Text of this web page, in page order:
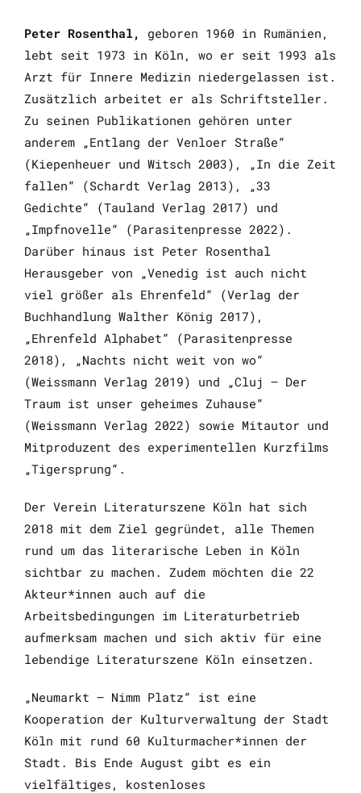
Peter Rosenthal, geboren 1960 in Rumänien,
lebt seit 1973 in Köln, wo er seit 1993 als
Arzt für Innere Medizin niedergelassen ist.
Zusätzlich arbeitet er als Schriftsteller.
Zu seinen Publikationen gehören unter
anderem „Entlang der Venloer Straße“
(Kiepenheuer und Witsch 2003), „In die Zeit
fallen“ (Schardt Verlag 2013), „33
Gedichte“ (Tauland Verlag 2017) und
„Impfnovelle“ (Parasitenpresse 2022).
Darüber hinaus ist Peter Rosenthal
Herausgeber von „Venedig ist auch nicht
viel größer als Ehrenfeld“ (Verlag der
Buchhandlung Walther König 2017),
„Ehrenfeld Alphabet“ (Parasitenpresse
2018), „Nachts nicht weit von wo“
(Weissmann Verlag 2019) und „Cluj – Der
Traum ist unser geheimes Zuhause“
(Weissmann Verlag 2022) sowie Mitautor und
Mitproduzent des experimentellen Kurzfilms
„Tigersprung“.
Der Verein Literaturszene Köln hat sich
2018 mit dem Ziel gegründet, alle Themen
rund um das literarische Leben in Köln
sichtbar zu machen. Zudem möchten die 22
Akteur*innen auch auf die
Arbeitsbedingungen im Literaturbetrieb
aufmerksam machen und sich aktiv für eine
lebendige Literaturszene Köln einsetzen.
„Neumarkt – Nimm Platz“ ist eine
Kooperation der Kulturverwaltung der Stadt
Köln mit rund 60 Kulturmacher*innen der
Stadt. Bis Ende August gibt es ein
vielfältiges, kostenloses